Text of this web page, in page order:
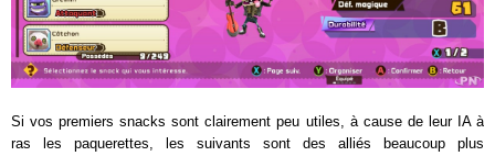
Si vos premiers snacks sont clairement peu utiles, à cause de leur IA à
ras les paquerettes, les suivants sont des alliés beaucoup plus